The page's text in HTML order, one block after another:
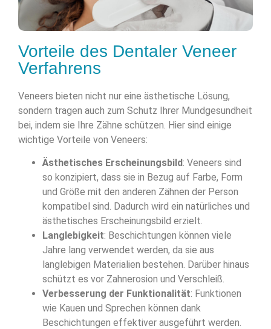
Vorteile des Dentaler Veneer
Verfahrens
Veneers bieten nicht nur eine ästhetische Lösung,
sondern tragen auch zum Schutz Ihrer Mundgesundheit
bei, indem sie Ihre Zähne schützen. Hier sind einige
wichtige Vorteile von Veneers:
Ästhetisches Erscheinungsbild: Veneers sind
so konzipiert, dass sie in Bezug auf Farbe, Form
und Größe mit den anderen Zähnen der Person
kompatibel sind. Dadurch wird ein natürliches und
ästhetisches Erscheinungsbild erzielt.
Langlebigkeit: Beschichtungen können viele
Jahre lang verwendet werden, da sie aus
langlebigen Materialien bestehen. Darüber hinaus
schützt es vor Zahnerosion und Verschleiß.
Verbesserung der Funktionalität: Funktionen
wie Kauen und Sprechen können dank
Beschichtungen effektiver ausgeführt werden.